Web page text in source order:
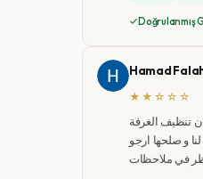
Doğrulanmış
Hamad
★★☆☆☆
مشان تنظيف الغرفة
يوم مغادرة لنا و صلحها ارجو
في ملاحظات